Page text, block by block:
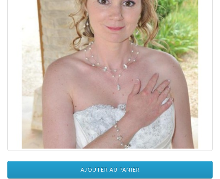
AJOUTER AU PANIER